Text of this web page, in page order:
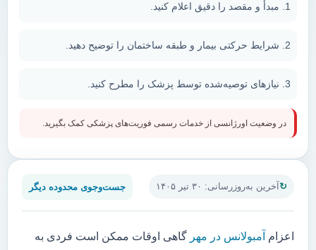
آخرین به‌روزرسانی: ۳۰ تیر ۱۴۰۵ جست‌وجوی محدوده دیگر
اعزام آمبولانس در مهر گاهی اوقات ممکن است فردی به
مبدأ و مقصد را دقیق اعلام کنید.
شرایط حرکتی بیمار و طبقه ساختمان را توضیح دهید.
نیازهای توصیه‌شده توسط پزشک را مطرح کنید.
در وضعیت اورژانسی از خدمات رسمی فوریت‌های پزشکی کمک بگیرید.